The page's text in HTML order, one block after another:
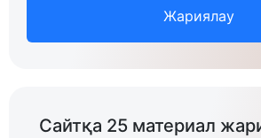
Жариялау
Сайтқа 25 материал